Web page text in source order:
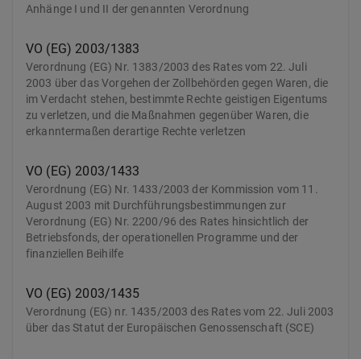
Anhänge I und II der genannten Verordnung
VO (EG) 2003/1383
Verordnung (EG) Nr. 1383/2003 des Rates vom 22. Juli
2003 über das Vorgehen der Zollbehörden gegen Waren, die
im Verdacht stehen, bestimmte Rechte geistigen Eigentums
zu verletzen, und die Maßnahmen gegenüber Waren, die
erkanntermaßen derartige Rechte verletzen
VO (EG) 2003/1433
Verordnung (EG) Nr. 1433/2003 der Kommission vom 11.
August 2003 mit Durchführungsbestimmungen zur
Verordnung (EG) Nr. 2200/96 des Rates hinsichtlich der
Betriebsfonds, der operationellen Programme und der
finanziellen Beihilfe
VO (EG) 2003/1435
Verordnung (EG) nr. 1435/2003 des Rates vom 22. Juli 2003
über das Statut der Europäischen Genossenschaft (SCE)